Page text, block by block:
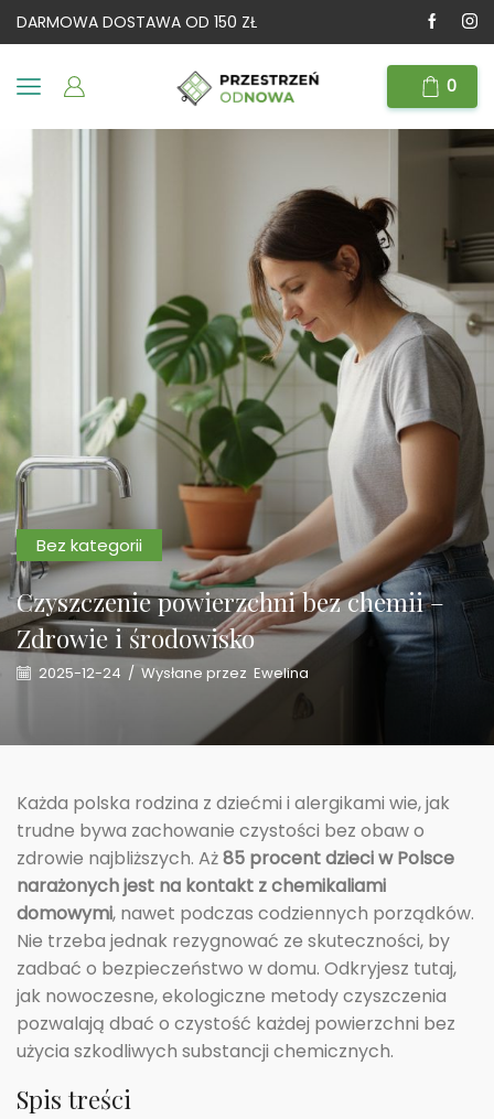
DARMOWA DOSTAWA OD 150 ZŁ
0
Bez kategorii
Czyszczenie powierzchni bez chemii –
Zdrowie i środowisko
2025-12-24 / Wysłane przez Ewelina
Każda polska rodzina z dziećmi i alergikami wie, jak
trudne bywa zachowanie czystości bez obaw o
zdrowie najbliższych. Aż85 procent dzieci w Polsce
narażonych jest na kontakt z chemikaliami
domowymi, nawet podczas codziennych porządków.
Nie trzeba jednak rezygnować ze skuteczności, by
zadbać o bezpieczeństwo w domu. Odkryjesz tutaj,
jak nowoczesne, ekologiczne metody czyszczenia
pozwalają dbać o czystość każdej powierzchni bez
użycia szkodliwych substancji chemicznych.
Spis treści